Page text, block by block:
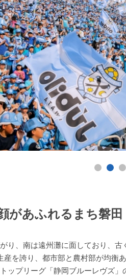
があふれるまち
り、南は遠州灘に面しており、
産を誇り、都市部と農村部が均衡
ップリーグ「静岡ブルーレヴズ